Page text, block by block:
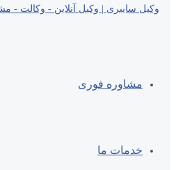
مشاوره فوری
خدمات ما